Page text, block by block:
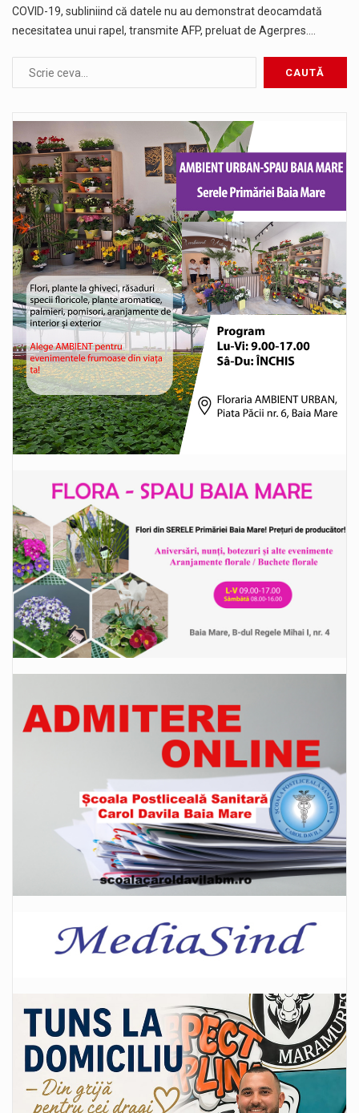
COVID-19, subliniind că datele nu au demonstrat deocamdată
necesitatea unui rapel, transmite AFP, preluat de Agerpres.…